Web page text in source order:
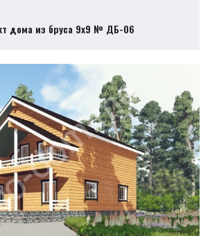
дома из бруса 9х9 № ДБ-06